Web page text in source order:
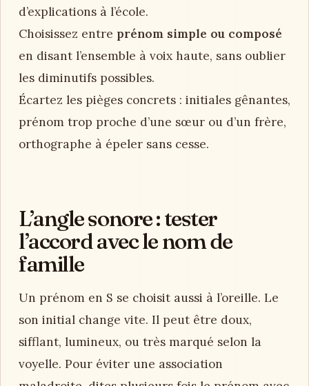
d’explications à l’école.
Choisissez entre prénom simple ou composé
en disant l’ensemble à voix haute, sans oublier
les diminutifs possibles.
Écartez les pièges concrets : initiales gênantes,
prénom trop proche d’une sœur ou d’un frère,
orthographe à épeler sans cesse.
L’angle sonore : tester
l’accord avec le nom de
famille
Un prénom en S se choisit aussi à l’oreille. Le
son initial change vite. Il peut être doux,
sifflant, lumineux, ou très marqué selon la
voyelle. Pour éviter une association